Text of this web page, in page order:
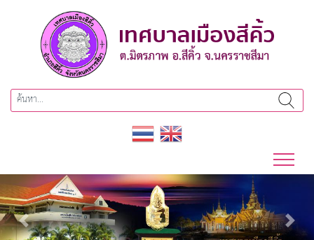
Previous Next